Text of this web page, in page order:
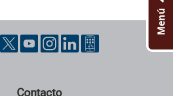
Menú
de contacto, redes sociales y datos
Contacto